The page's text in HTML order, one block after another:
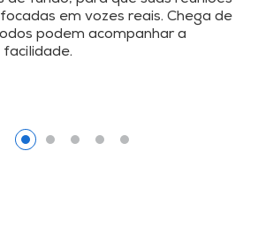
em vozes reais. Chega de
podem acompanhar a